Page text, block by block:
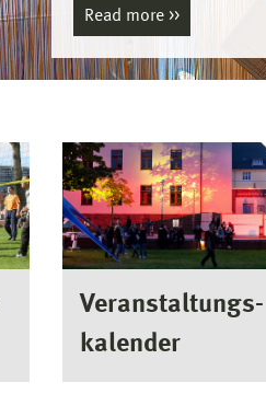
Read more
Veranstaltungs­
kalender